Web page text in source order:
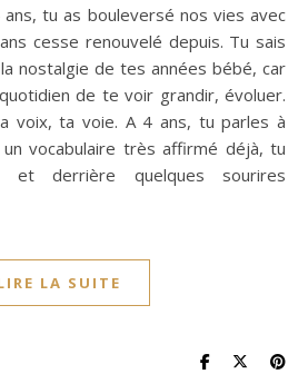
tu as bouleversé nos vies avec
cesse renouvelé depuis. Tu sais
nostalgie de tes années bébé, car
de te voir grandir, évoluer.
voix, ta voie. A 4 ans, tu parles à
vocabulaire très affirmé déjà, tu
et derrière quelques sourires
LA SUITE